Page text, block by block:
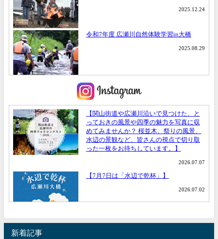
新着記事